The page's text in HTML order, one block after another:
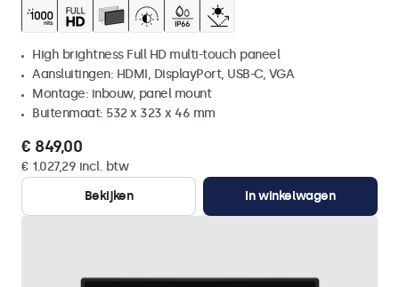
High brightness Full HD multi-touch paneel
Aansluitingen: HDMI, DisplayPort, USB-C, VGA
Montage: inbouw, panel mount
Buitenmaat: 532 x 323 x 46 mm
€ 849,00
€ 1.027,29 incl. btw
Bekijken
In winkelwagen